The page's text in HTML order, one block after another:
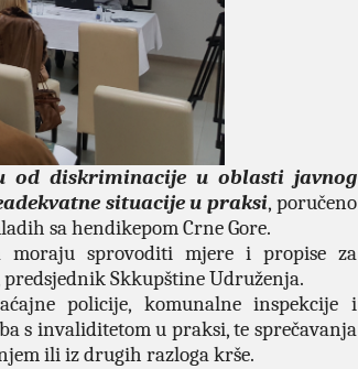
od diskriminacije u oblasti javnog
situacije u praksi, poručeno
sa hendikepom Crne Gore.
moraju sprovoditi mjere i propise za
predsjednik Skkupštine Udruženja.
policije, komunalne inspekcije i
s invaliditetom u praksi, te sprečavanja
ili iz drugih razloga krše.